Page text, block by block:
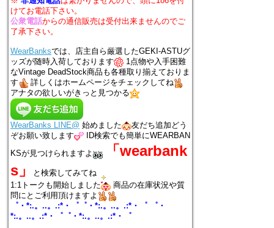
けてお電話下さい。
公衆電話からの通信販売は受付出来ませんのでご
了承下さい。
WearBanksでは、店主自ら厳選したGEKI-ASTUグ
ッズが随時入荷しております
1点物や入手困難
なVintage DeadStock商品も各種取り揃えておりま
す
詳しくはホームページをチェックしてね
アナタの欲しいがきっと見つかる
WearBanks LINE@ 始めました
友だち追加どう
ぞお願い致します
ID検索でも簡単にWEARBAN
KSが見つけられますよ
「wearbank
s」
と検索してみてね
1:1トークも開始しました
商品の在庫状況や質
問にとご利用頂けますよ
゜・*:.。..。.:*・゜゜・*:.。..。.:*・゜ ゜・
*:.。..。.:*・゜゜・*:.。..。.:*・゜